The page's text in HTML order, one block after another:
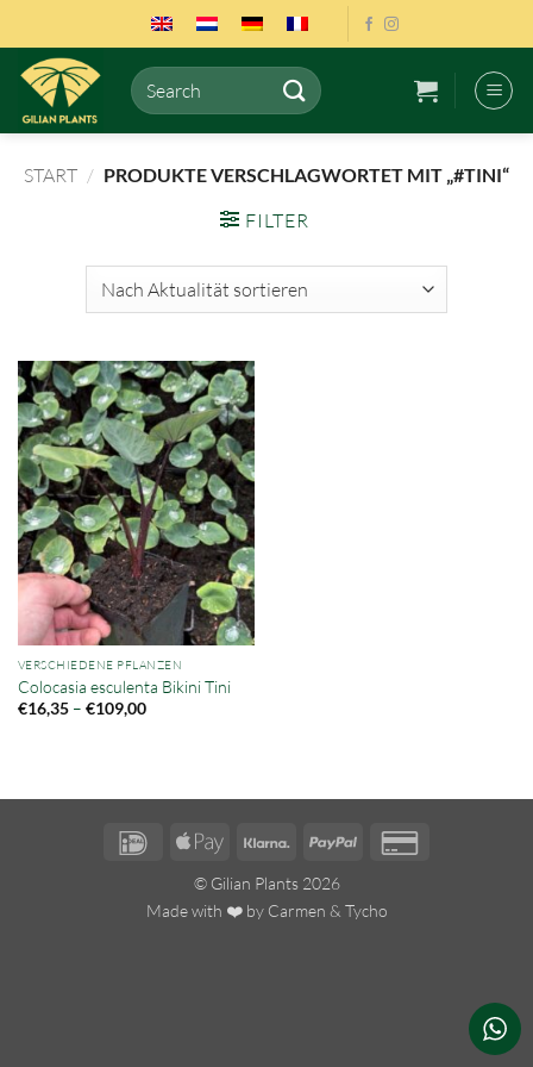
Inhalt
springen
Suchen
nach:
START / PRODUKTE VERSCHLAGWORTET MIT „#TINI“
FILTER
VERSCHIEDENE PFLANZEN
Colocasia esculenta Bikini Tini
€16,35 – €109,00Preisspanne:
IDeal
Apple
Klarna PayPal
© Gilian Plants 2026
Made with ❤️ by Carmen & Tycho